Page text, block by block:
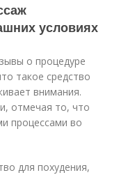
условиях
о процедуре
такое средство
внимания.
отмечая то, что
процессами во
для похудения,